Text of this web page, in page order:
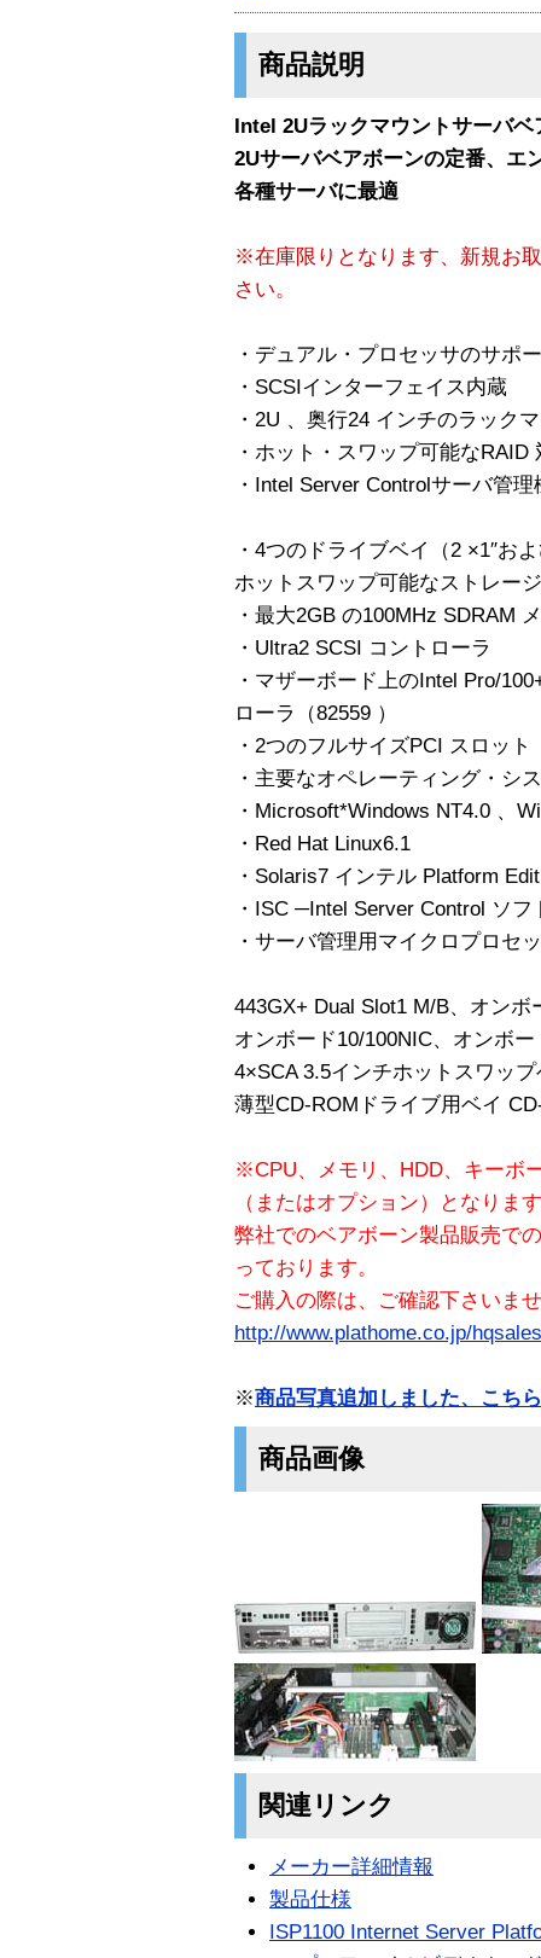
商品説明
Intel 2Uラックマウントサーバ
2Uサーバベアボーンの定番、エ
各種サーバに最適
※在庫限りとなります、新規お
さい。
・デュアル・プロセッサのサポ
・SCSIインターフェイス内蔵
・2U 、奥行24 インチのラック
・ホット・スワップ可能な
・Intel Server Controlサーバ管
・4つのドライブベイ（2 ×1″お
ホットスワップ可能なストレー
・最大2GB の100MHz SDRAM
・Ultra2 SCSI コントローラ
・マザーボード上のIntel Pro/
ローラ（82559 ）
・2つのフルサイズPCI スロット
・主要なオペレーティング・シ
・Microsoft*Windows NT4.0 、
・Red Hat Linux6.1
・Solaris7 インテル Platform
・ISC ─Intel Server Control ソフ
・サーバ管理用マイクロプロセ
443GX+ Dual Slot1 M/B、オンボ
オンボード10/100NIC、オンボ
4×SCA 3.5インチホットスワッ
薄型CD-ROMドライブ用ベイ
※CPU、メモリ、HDD、キーボ
（またはオプション）となりま
弊社でのベアボーン製品販売で
っております。
ご購入の際は、ご確認下さいま
http://www.plathome.co.jp/
※商品写真追加しました、こち
商品画像
関連リンク
メーカー詳細情報
製品仕様
ISP1100 Internet Server